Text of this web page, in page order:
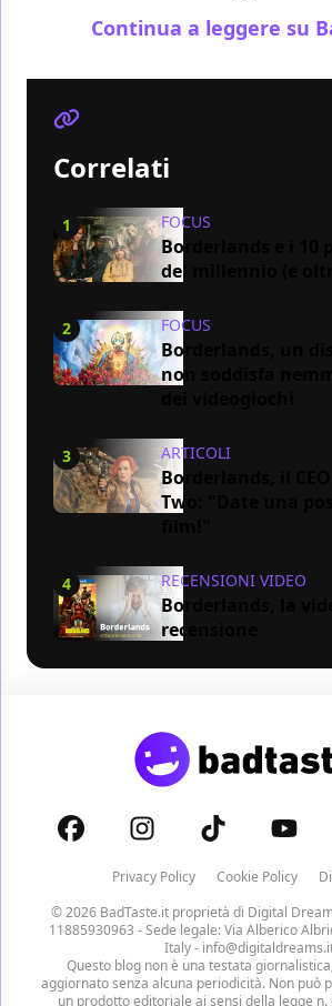
Continua a leggere su
Correlati
1 FOCUS
Borderlands e i 10
del millennio (e
2 FOCUS
Borderlands, un
non soddisfa
3 ARTICOLI
Borderlands, il CEO
Two: "Date una
4 RECENSIONI VIDEO
Borderlands, la
recensione
Privacy Policy Cookie Policy
© 2026 BadTaste.it proprietà di Digital
11885930963 - Sede legale: Via Alberico
Italy -
Questo blog non è una testata
aggiornato senza alcuna periodicità. Non può
un prodotto editoriale ai sensi della legge n.